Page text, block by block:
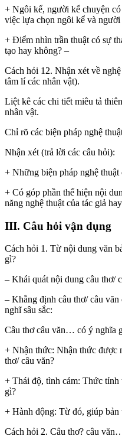
+ Ngôi kể, người kể chuyện
việc lựa chọn ngôi kể và
+ Điểm nhìn trần thuật có sự
tạo hay không? –
Cách hỏi 12. Nhận xét về
tâm lí các nhân vật).
Liệt kê các chi tiết miêu tả
nhân vật.
Chỉ rõ các biện pháp nghệ
Nhận xét (trả lời các câu hỏi):
+ Những biện pháp nghệ
+ Có góp phần thể hiện nội
năng nghệ thuật của tác giả
III. Câu hỏi vận dụng
Cách hỏi 1. Từ nội dung văn
gì?
– Khái quát nội dung câu thơ/
– Khẳng định câu thơ/ câu
nghĩ sâu sắc:
Câu thơ câu văn… có ý nghĩa
+ Nhận thức: Nhận thức được
thơ/ câu văn?
+ Thái độ, tình cảm: Thức
gì?
+ Hành động: Từ đó, giúp bản
Cách hỏi 2. Câu thơ? câu